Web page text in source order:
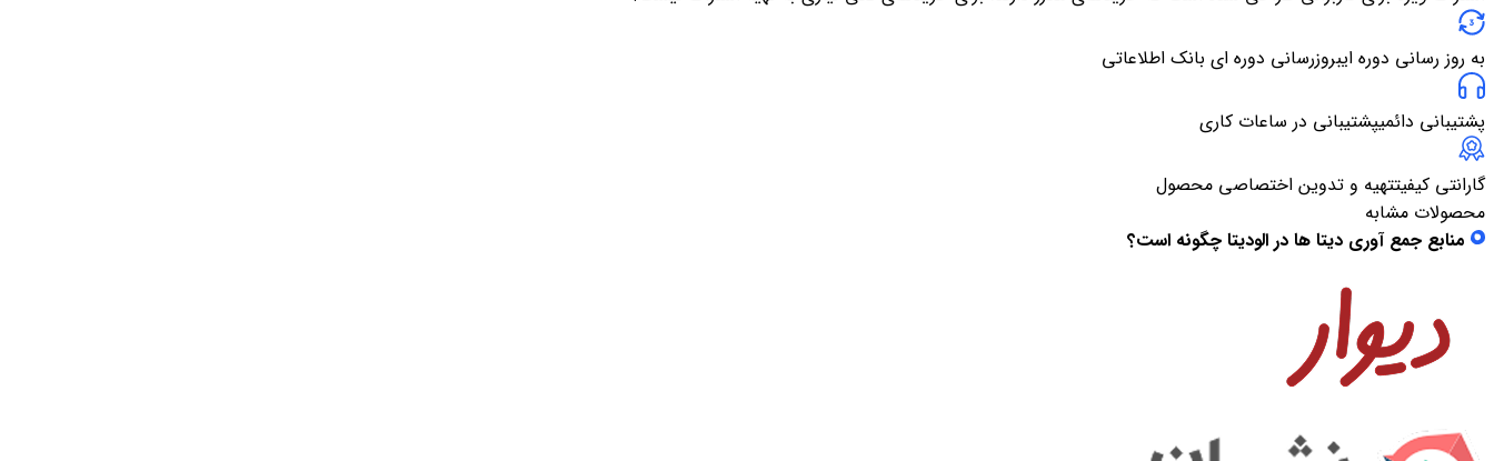
به روز رسانی دوره ایبروزرسانی دوره ای بانک اطلاعاتی
پشتیبانی دائمیپشتیبانی در ساعات کاری
گارانتی کیفیتتهیه و تدوین اختصاصی محصول
محصولات مشابه
منابع جمع آوری دیتا ها در الودیتا چگونه است؟